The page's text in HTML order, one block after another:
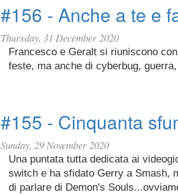
#156 - Anche a te e
Thursday, 31 December 2020
Francesco e Geralt si riuniscono
feste, ma anche di cyberbug,
#155 - Cinquanta
Sunday, 29 November 2020
Una puntata tutta dedicata ai
switch e ha sfidato Gerry a Smash,
di parlare di Demon's